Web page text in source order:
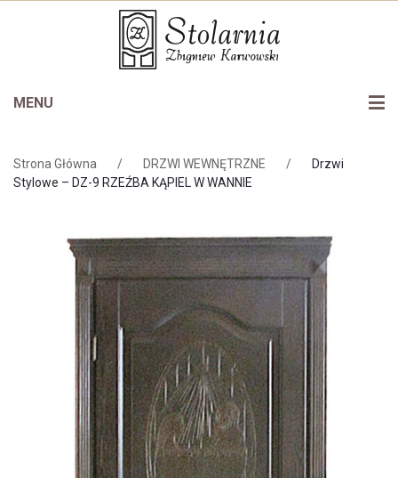
MENU
Drzwi wewnętrzne
Schody
Bramy garażowe
Stolarnia
Galeria
Do pobrania
Kontakt
Strona Główna / DRZWI WEWNĘTRZNE /
Drzwi
Stylowe – DZ-9 RZEŹBA KĄPIEL W WANNIE